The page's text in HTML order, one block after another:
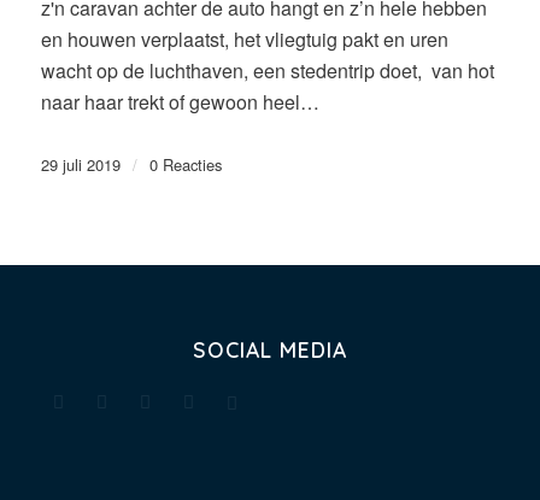
z'n caravan achter de auto hangt en z’n hele hebben
en houwen verplaatst, het vliegtuig pakt en uren
wacht op de luchthaven, een stedentrip doet, van hot
naar haar trekt of gewoon heel…
29 juli 2019 / 0 Reacties
SOCIAL MEDIA